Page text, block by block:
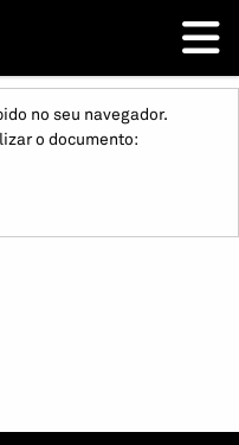
no seu navegador.
o documento: